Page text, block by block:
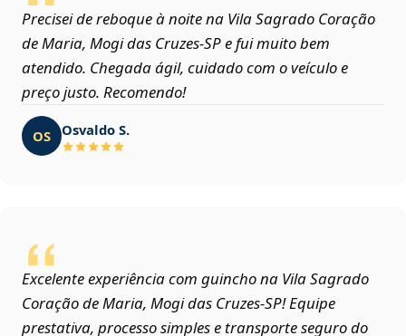
Precisei de reboque à noite na Vila Sagrado Coração
de Maria, Mogi das Cruzes‑SP e fui muito bem
atendido. Chegada ágil, cuidado com o veículo e
preço justo. Recomendo!
OS Osvaldo S.
Excelente experiência com guincho na Vila Sagrado
Coração de Maria, Mogi das Cruzes‑SP! Equipe
prestativa, processo simples e transporte seguro do